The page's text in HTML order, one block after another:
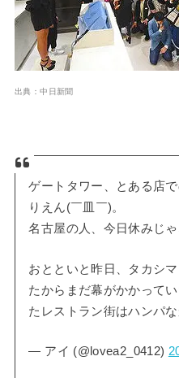
出典：中日新聞
ゲートタワー、とある店
りえん(￣皿￣)。
名古屋の人、今日休みじゃ
おとといと昨日、タカシ
たからまだ幕がかかって
たレストラン街はハンパな
— アイ (@lovea2_0412)